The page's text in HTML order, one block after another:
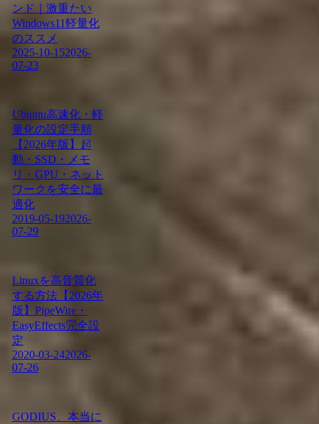
ンド｜激重たい
Windows11軽量化
のススメ
2025-10-152026-
07-23
Ubuntu高速化・軽
量化の設定手順
【2026年版】起
動・SSD・メモ
リ・GPU・ネット
ワークを安全に最
適化
2019-05-192026-
07-29
Linuxを高音質化
する方法【2026年
版】PipeWire・
EasyEffects完全設
定
2020-03-242026-
07-26
GODIUS、本当に